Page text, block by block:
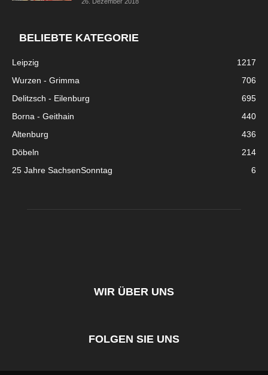
BELIEBTE KATEGORIE
Leipzig
1217
Wurzen - Grimma
706
Delitzsch - Eilenburg
695
Borna - Geithain
440
Altenburg
436
Döbeln
214
25 Jahre SachsenSonntag
6
WIR ÜBER UNS
FOLGEN SIE UNS